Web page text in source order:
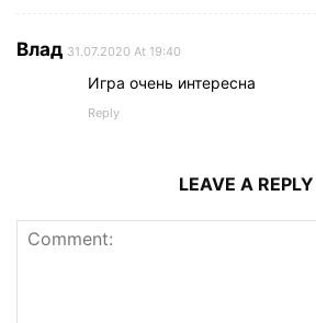
Влад 31.07.2020 At 19:40
Игра очень интересна
Reply
LEAVE A REPLY